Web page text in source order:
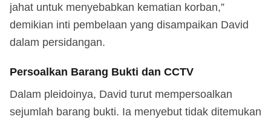
jahat untuk menyebabkan kematian korban,”
demikian inti pembelaan yang disampaikan David
dalam persidangan.
Persoalkan Barang Bukti dan CCTV
Dalam pleidoinya, David turut mempersoalkan
sejumlah barang bukti. Ia menyebut tidak ditemukan